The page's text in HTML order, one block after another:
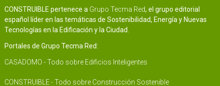
CONSTRUIBLE pertenece a Grupo Tecma Red, el grupo editorial
español líder en las temáticas de Sostenibilidad, Energía y Nuevas
Tecnologías en la Edificación y la Ciudad.
Portales de Grupo Tecma Red:
CASADOMO - Todo sobre Edificios Inteligentes
CONSTRUIBLE - Todo sobre Construcción Sostenible